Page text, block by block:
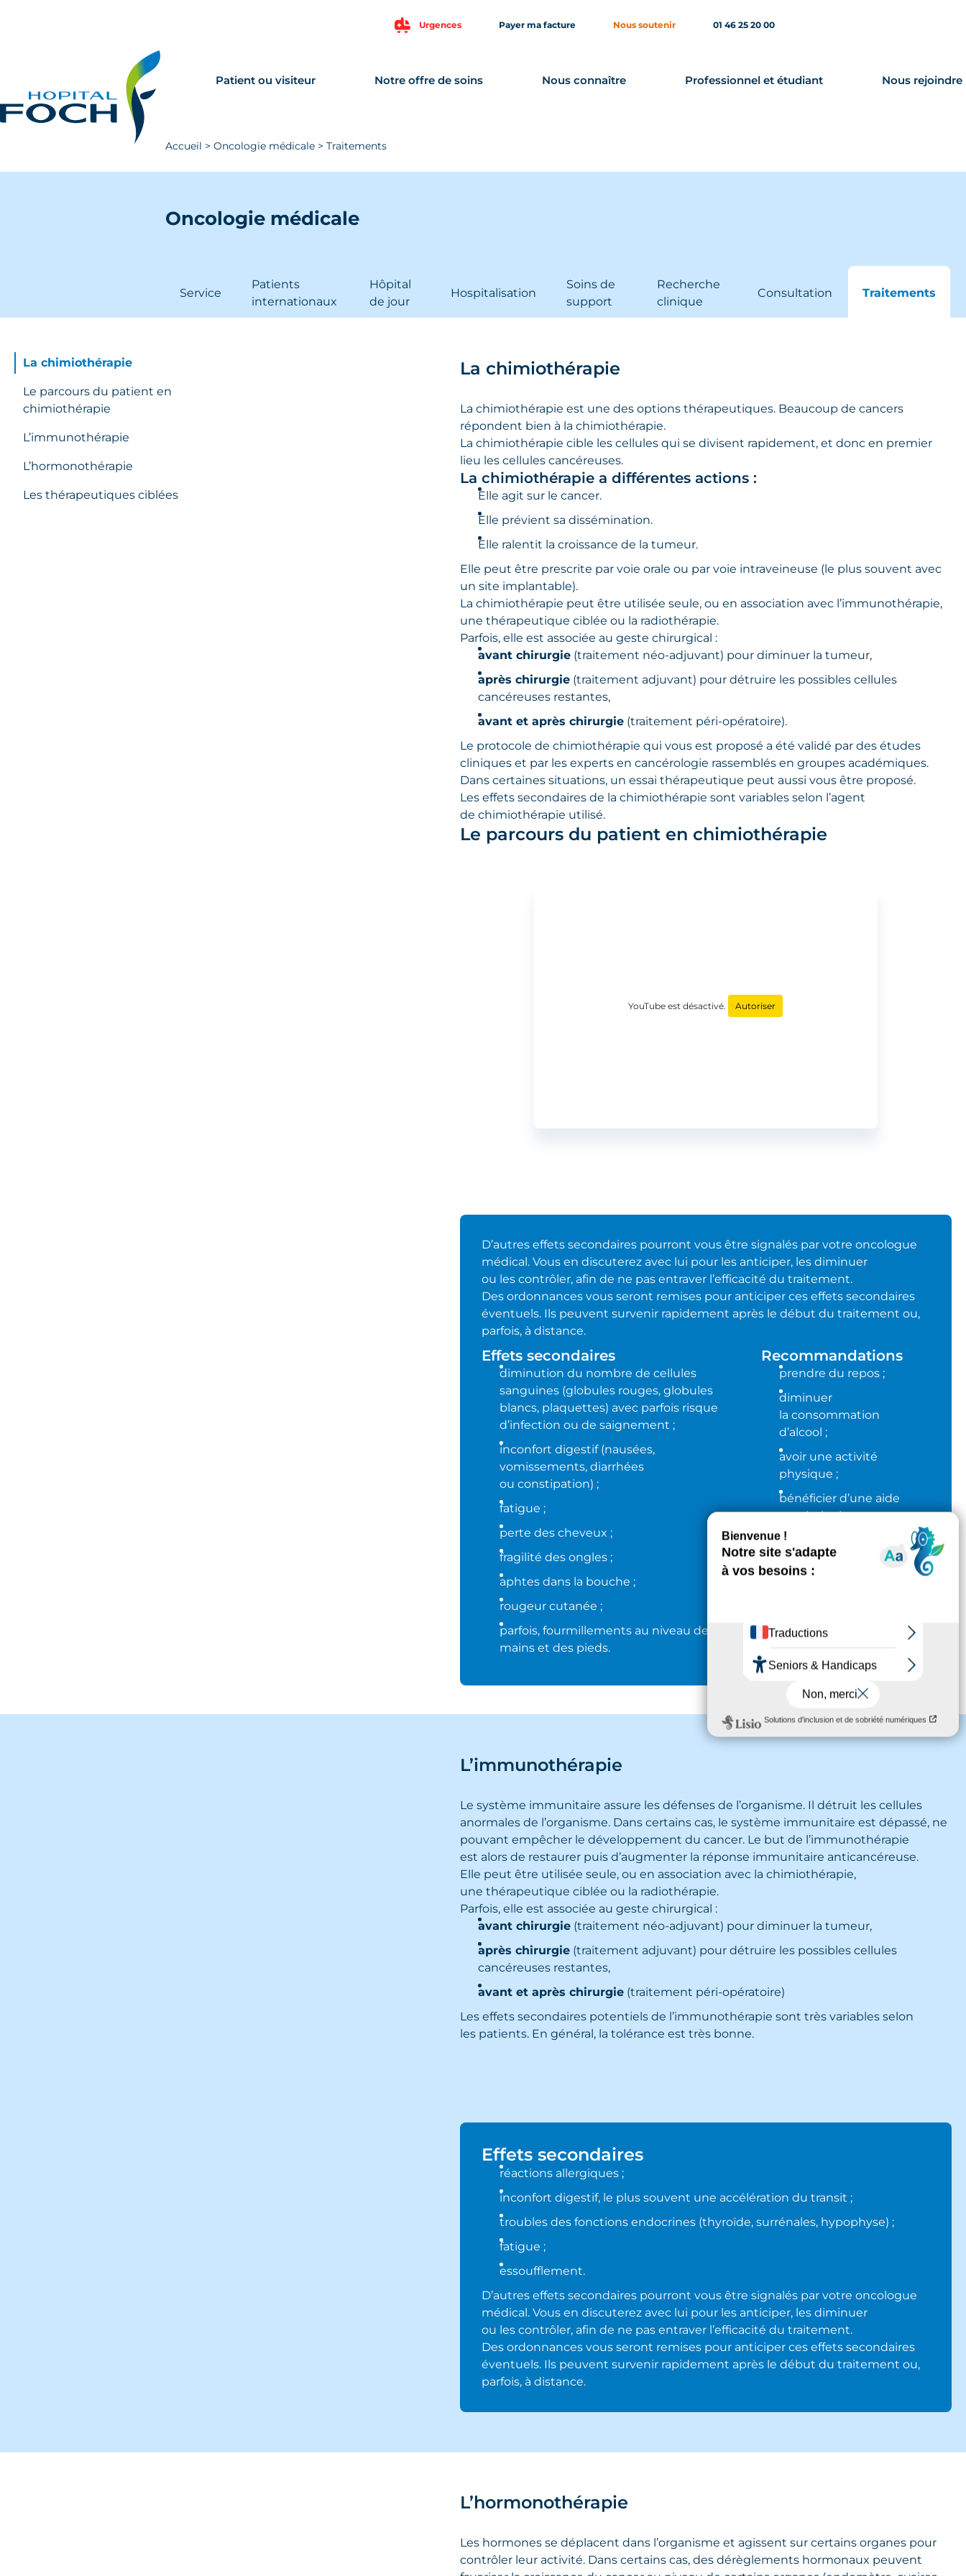
Urgences Payer ma facture Nous soutenir 01 46 25 20 00
Patient ou visiteur Notre offre de soins Nous connaître Professionnel et étudiant Nous rejoindre
Accueil > Oncologie médicale > Traitements
Oncologie médicale
Service
Patients
internationaux
Hôpital
de jour
Hospitalisation
Soins de
support
Recherche
clinique
Consultation Traitements
La chimiothérapie
Le parcours du patient en
chimiothérapie
L’immunothérapie
L’hormonothérapie
Les thérapeutiques ciblées
La chimiothérapie
La chimiothérapie est une des options thérapeutiques. Beaucoup de cancers
répondent bien à la chimiothérapie.
La chimiothérapie cible les cellules qui se divisent rapidement, et donc en premier
lieu les cellules cancéreuses.
La chimiothérapie a différentes actions :
Elle agit sur le cancer.
Elle prévient sa dissémination.
Elle ralentit la croissance de la tumeur.
Elle peut être prescrite par voie orale ou par voie intraveineuse (le plus souvent avec
un site implantable).
La chimiothérapie peut être utilisée seule, ou en association avec l’immunothérapie,
une thérapeutique ciblée ou la radiothérapie.
Parfois, elle est associée au geste chirurgical :
avant chirurgie (traitement néo-adjuvant) pour diminuer la tumeur,
après chirurgie (traitement adjuvant) pour détruire les possibles cellules
cancéreuses restantes,
avant et après chirurgie (traitement péri-opératoire).
Le protocole de chimiothérapie qui vous est proposé a été validé par des études
cliniques et par les experts en cancérologie rassemblés en groupes académiques.
Dans certaines situations, un essai thérapeutique peut aussi vous être proposé.
Les effets secondaires de la chimiothérapie sont variables selon l’agent
de chimiothérapie utilisé.
Le parcours du patient en chimiothérapie
YouTube est désactivé. Autoriser
D’autres effets secondaires pourront vous être signalés par votre oncologue
médical. Vous en discuterez avec lui pour les anticiper, les diminuer
ou les contrôler, afin de ne pas entraver l’efficacité du traitement.
Des ordonnances vous seront remises pour anticiper ces effets secondaires
éventuels. Ils peuvent survenir rapidement après le début du traitement ou,
parfois, à distance.
Effets secondaires
diminution du nombre de cellules
sanguines (globules rouges, globules
blancs, plaquettes) avec parfois risque
d’infection ou de saignement ;
inconfort digestif (nausées,
vomissements, diarrhées
ou constipation) ;
fatigue ;
perte des cheveux ;
fragilité des ongles ;
aphtes dans la bouche ;
rougeur cutanée ;
parfois, fourmillements au niveau des
mains et des pieds.
Recommandations
prendre du repos ;
diminuer
la consommation
d’alcool ;
avoir une activité
physique ;
bénéficier d’une aide
psychologique.
L’immunothérapie
Le système immunitaire assure les défenses de l’organisme. Il détruit les cellules
anormales de l’organisme. Dans certains cas, le système immunitaire est dépassé, ne
pouvant empêcher le développement du cancer. Le but de l’immunothérapie
est alors de restaurer puis d’augmenter la réponse immunitaire anticancéreuse.
Elle peut être utilisée seule, ou en association avec la chimiothérapie,
une thérapeutique ciblée ou la radiothérapie.
Parfois, elle est associée au geste chirurgical :
avant chirurgie (traitement néo-adjuvant) pour diminuer la tumeur,
après chirurgie (traitement adjuvant) pour détruire les possibles cellules
cancéreuses restantes,
avant et après chirurgie (traitement péri-opératoire)
Les effets secondaires potentiels de l’immunothérapie sont très variables selon
les patients. En général, la tolérance est très bonne.
Effets secondaires
réactions allergiques ;
inconfort digestif, le plus souvent une accélération du transit ;
troubles des fonctions endocrines (thyroïde, surrénales, hypophyse) ;
fatigue ;
essoufflement.
D’autres effets secondaires pourront vous être signalés par votre oncologue
médical. Vous en discuterez avec lui pour les anticiper, les diminuer
ou les contrôler, afin de ne pas entraver l’efficacité du traitement.
Des ordonnances vous seront remises pour anticiper ces effets secondaires
éventuels. Ils peuvent survenir rapidement après le début du traitement ou,
parfois, à distance.
L’hormonothérapie
Les hormones se déplacent dans l’organisme et agissent sur certains organes pour
contrôler leur activité. Dans certains cas, des dérèglements hormonaux peuvent